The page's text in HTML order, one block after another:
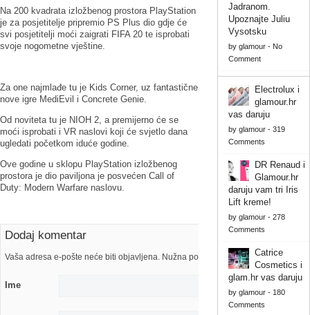
Na 200 kvadrata izložbenog prostora PlayStation
je za posjetitelje pripremio PS Plus dio gdje će
svi posjetitelji moći zaigrati FIFA 20 te isprobati
svoje nogometne vještine.
Za one najmlađe tu je Kids Corner, uz fantastične
nove igre MediEvil i Concrete Genie.
Od noviteta tu je NIOH 2, a premijerno će se
moći isprobati i VR naslovi koji će svjetlo dana
ugledati početkom iduće godine.
Ove godine u sklopu PlayStation izložbenog
prostora je dio paviljona je posvećen Call of
Duty: Modern Warfare naslovu.
Dodaj komentar
Vaša adresa e-pošte neće biti objavljena. Nužna polja su označena s
Ime
Jadranom.
Upoznajte Juliu
Vysotsku
by glamour- No
Comment
Electrolux i
glamour.hr
vas daruju
by glamour- 319
Comments
DR Renaud i
Glamour.hr
daruju vam tri Iris
Lift kreme!
by glamour- 278
Comments
Catrice
Cosmetics i
glam.hr vas daruju
by glamour- 180
Comments